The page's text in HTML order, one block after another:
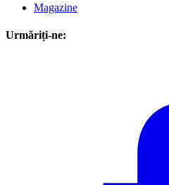
Magazine
Urmăriți-ne: